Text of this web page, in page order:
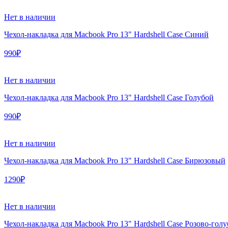
Нет в наличии
Чехол-накладка для Macbook Pro 13" Hardshell Case Синий
990₽
Нет в наличии
Чехол-накладка для Macbook Pro 13" Hardshell Case Голубой
990₽
Нет в наличии
Чехол-накладка для Macbook Pro 13" Hardshell Case Бирюзовый
1290₽
Нет в наличии
Чехол-накладка для Macbook Pro 13" Hardshell Case Розово-